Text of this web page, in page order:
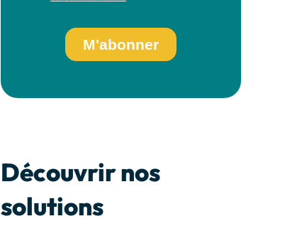
Découvrir nos
solutions